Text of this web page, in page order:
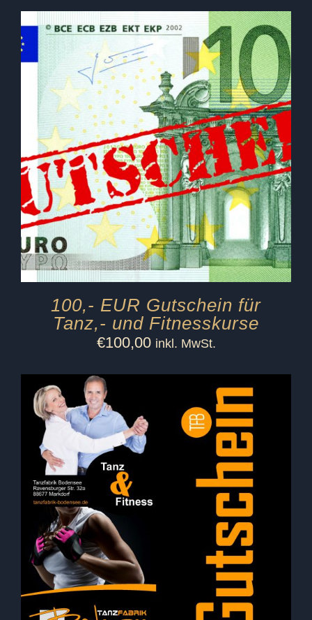
100,- EUR Gutschein für
Tanz,- und Fitnesskurse
€100,00 inkl. MwSt.